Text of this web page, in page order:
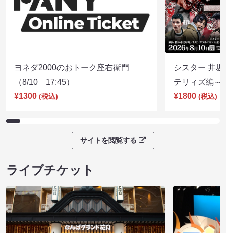
ヨネダ2000のおトーク座右衛門
（8/10 17:45）
¥1300 (税込)
シスター 井
テリィズ編
¥1800 (税込)
サイトを閲覧する
ライブチケット